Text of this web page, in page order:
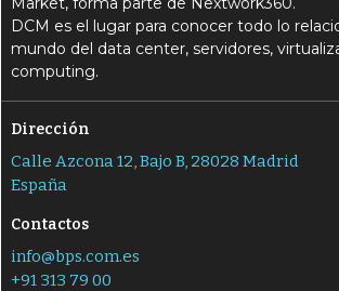
DCM es el lugar para conocer todo lo
mundo del data center, servidores,
computing.
Dirección
Calle Azcona 12, Bajo B, 28028 Madrid
España
Contactos
info@bps.com.es
+91 313 79 00